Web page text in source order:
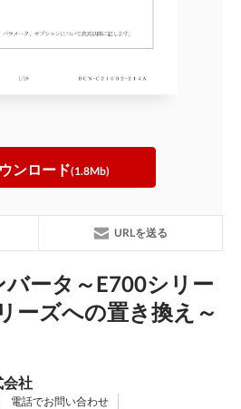
ンロード(1.8Mb)
URLを送る
ータ～E700シリー
ーズへの置き換え～
会社
電話でお問い合わせ